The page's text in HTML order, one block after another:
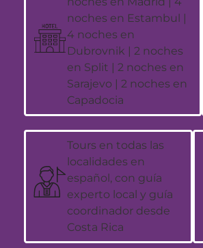
noches en Estambul |
4 noches en
Dubrovnik | 2 noches
en Split | 2 noches en
Sarajevo | 2 noches en
Capadocia
Tours en todas las
localidades en
español, con guía
experto local y guía
coordinador desde
Costa Rica